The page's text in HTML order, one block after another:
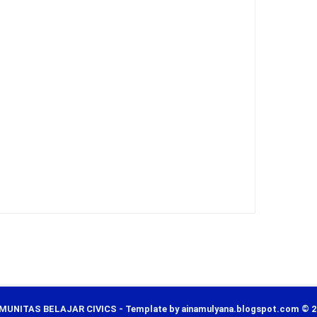
BELAJAR CIVICS - Template by ainamulyana.blogspot.com ©